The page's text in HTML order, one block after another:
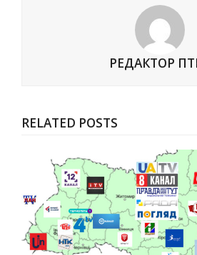
РЕДАКТОР
RELATED POSTS